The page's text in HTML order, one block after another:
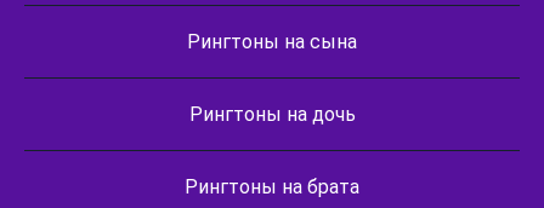
Рингтоны на сына
Рингтоны на дочь
Рингтоны на брата